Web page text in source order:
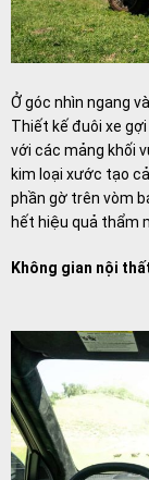
Ở góc nhìn ngang
Thiết kế đuôi xe
với các mảng khối
kim loại xước tạo
phần gờ trên vòm
hết hiệu quả thẩm
Không gian nội